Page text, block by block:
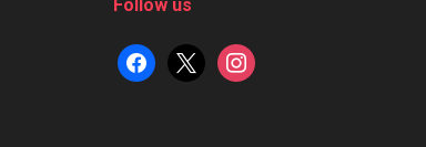
Follow us
facebook
x instagram